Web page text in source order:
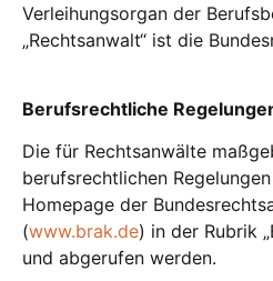
Verleihungsorgan der
„Rechtsanwalt“ ist die
Berufsrechtliche
Die für Rechtsanwälte
berufsrechtlichen
Homepage der
(www.brak.de) in der Rubrik
und abgerufen werden.